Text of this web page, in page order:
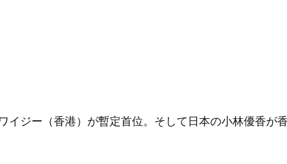
イジー（香港）が暫定首位。そして日本の小林優香が